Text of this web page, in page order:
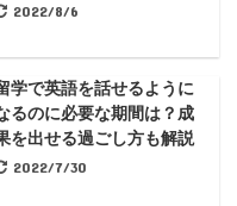
2022/8/6
学で英語を話せるように
るのに必要な期間は？成
を出せる過ごし方も解説
2022/7/30